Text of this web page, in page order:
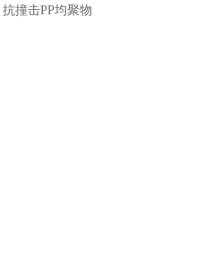
抗撞击PP均聚物